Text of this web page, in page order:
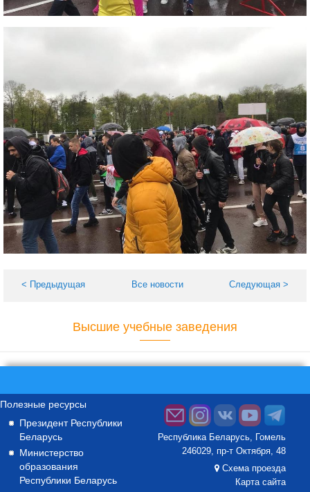
< Предыдущая Все новости Следующая >
Высшие учебные заведения
Полезные ресурсы
Президент Республики
Беларусь
Министерство
образования
Республики Беларусь
Республика Беларусь, Гомель
246029, пр-т Октября, 48
Схема проезда
Карта сайта